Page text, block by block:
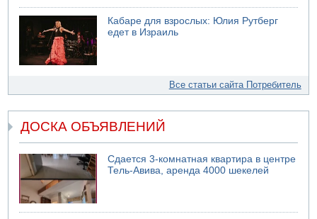
Кабаре для взрослых: Юлия Рутберг
едет в Израиль
Все статьи сайта Потребитель
ДОСКА ОБЪЯВЛЕНИЙ
Сдается 3-комнатная квартира в центре
Тель-Авива, аренда 4000 шекелей